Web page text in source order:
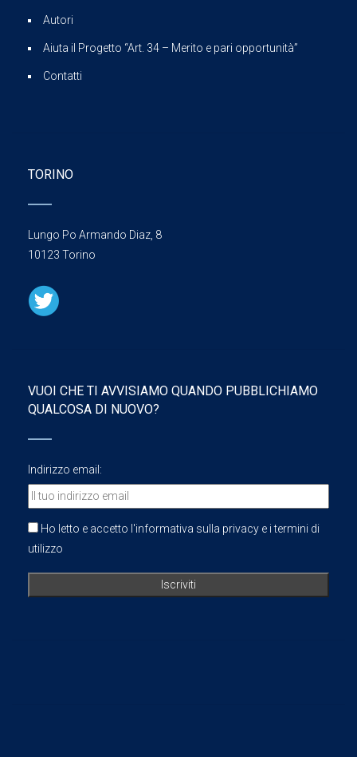
Autori
Aiuta il Progetto “Art. 34 – Merito e pari opportunità”
Contatti
TORINO
Lungo Po Armando Diaz, 8
10123 Torino
VUOI CHE TI AVVISIAMO QUANDO PUBBLICHIAMO
QUALCOSA DI NUOVO?
Indirizzo email:
Ho letto e accetto l'informativa sulla privacy e i termini di
utilizzo